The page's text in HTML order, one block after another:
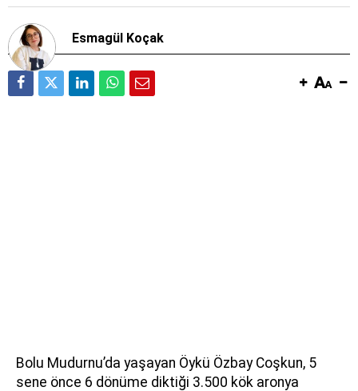
Esmagül Koçak
Bolu Mudurnu’da yaşayan Öykü Özbay Coşkun, 5
sene önce 6 dönüme diktiği 3.500 kök aronya